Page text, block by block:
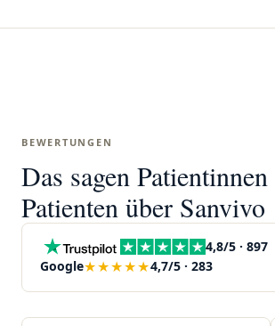
BEWERTUNGEN
Das sagen
Patienten über Sanvivo
4,8/5 · 897
Google★★★★★4,7/5 · 283